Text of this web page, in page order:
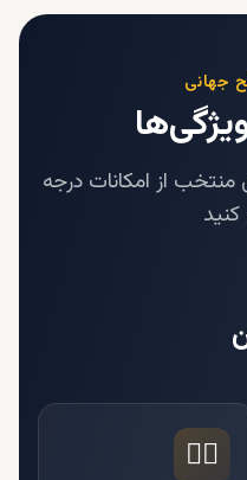
جهانی
از امکانات درجه
🏊‍♂️